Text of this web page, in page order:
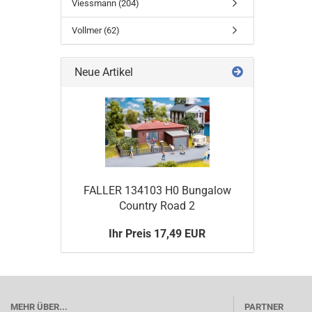
Viessmann (204)
Vollmer (62)
Neue Artikel
FALLER 134103 H0 Bungalow
Country Road 2
Ihr Preis 17,49 EUR
MEHR ÜBER... PARTNER